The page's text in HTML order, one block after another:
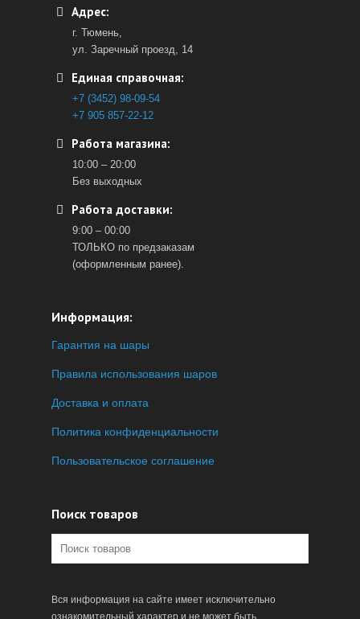
Адрес:
г. Тюмень,
ул. Заречный проезд, 14
Единая справочная:
+7 (3452) 98-09-54
+7 905 857-22-12
Работа магазина:
10:00 – 20:00
Без выходных
Работа доставки:
9:00 – 00:00
ТОЛЬКО по предзаказам
(оформленным ранее).
Информация:
Гарантия на шары
Правила использования шаров
Доставка и оплата
Политика конфиденциальности
Пользовательское соглашение
Поиск товаров
Вся информация на сайте имеет исключительно
ознакомительный характер и не может быть